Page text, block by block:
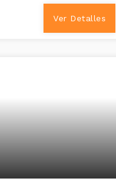
Ver Detalles